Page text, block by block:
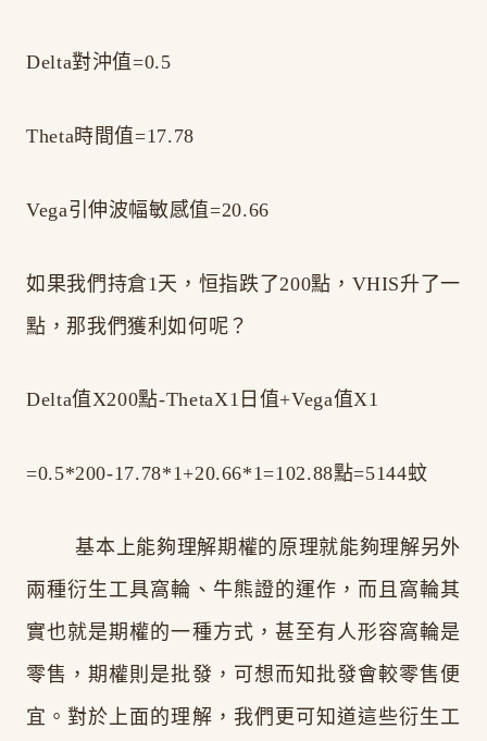
Delta對沖值=0.5
Theta時間值=17.78
Vega引伸波幅敏感值=20.66
如果我們持倉1天，恒指跌了200點，VHIS升了一
點，那我們獲利如何呢？
Delta值X200點-ThetaX1日值+Vega值X1
=0.5*200-17.78*1+20.66*1=102.88點=5144蚊
基本上能夠理解期權的原理就能夠理解另外
兩種衍生工具窩輪、牛熊證的運作，而且窩輪其
實也就是期權的一種方式，甚至有人形容窩輪是
零售，期權則是批發，可想而知批發會較零售便
宜。對於上面的理解，我們更可知道這些衍生工